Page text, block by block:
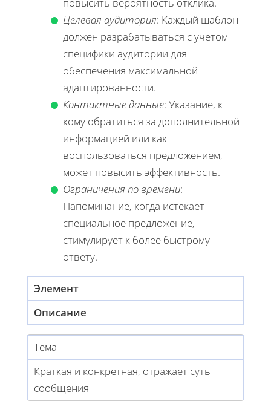
повысить вероятность отклика.
Целевая аудитория: Каждый шаблон
должен разрабатываться с учетом
специфики аудитории для
обеспечения максимальной
адаптированности.
Контактные данные: Указание, к
кому обратиться за дополнительной
информацией или как
воспользоваться предложением,
может повысить эффективность.
Ограничения по времени:
Напоминание, когда истекает
специальное предложение,
стимулирует к более быстрому
ответу.
Элемент
Описание
Тема
Краткая и конкретная, отражает суть
сообщения